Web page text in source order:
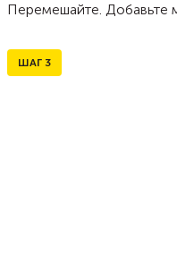
Перемешайте. Добавьте
ШАГ 3